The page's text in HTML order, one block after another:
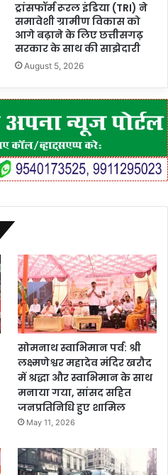
ट्रांसफॉर्म रूरल इंडिया (TRI) ने
समावेशी ग्रामीण विकास को
आगे बढ़ाने के लिए छत्तीसगढ़
सरकार के साथ की साझेदारी
August 5, 2026
सोमनाथ स्वाभिमान पर्व: श्री
लक्ष्मणेश्वर महादेव मंदिर खरौद
में श्रद्धा और स्वाभिमान के साथ
मनाया गया, सांसद सहित
जनप्रतिनिधि हुए शामिल
May 11, 2026